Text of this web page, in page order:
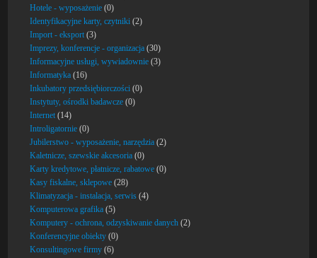
Hotele - wyposażenie (0)
Identyfikacyjne karty, czytniki (2)
Import - eksport (3)
Imprezy, konferencje - organizacja (30)
Informacyjne usługi, wywiadownie (3)
Informatyka (16)
Inkubatory przedsiębiorczości (0)
Instytuty, ośrodki badawcze (0)
Internet (14)
Introligatornie (0)
Jubilerstwo - wyposażenie, narzędzia (2)
Kaletnicze, szewskie akcesoria (0)
Karty kredytowe, płatnicze, rabatowe (0)
Kasy fiskalne, sklepowe (28)
Klimatyzacja - instalacja, serwis (4)
Komputerowa grafika (5)
Komputery - ochrona, odzyskiwanie danych (2)
Konferencyjne obiekty (0)
Konsultingowe firmy (6)